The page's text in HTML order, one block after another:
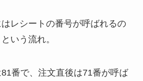
レシートの番号が呼ばれるの
いう流れ。
番で、注文直後は71番が呼ば